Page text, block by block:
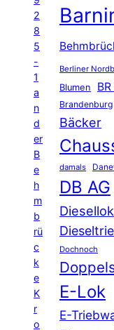
2
8
5
-
1
a
n
d
er
B
e
h
m
b
rü
c
k
e
K
r
o
Berliner
Blumen BR
Brandenburg
Bäcker
damals
DB AG
Diesellok
Dochnoch
E-Lok
E-